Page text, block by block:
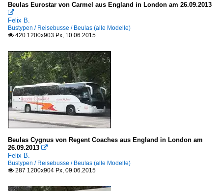
Beulas Eurostar von Carmel aus England in London am 26.09.2013

Felix B.
Bustypen / Reisebusse / Beulas (alle Modelle)
 420 1200x903 Px, 10.06.2015
Beulas Cygnus von Regent Coaches aus England in London am
26.09.2013 
Felix B.
Bustypen / Reisebusse / Beulas (alle Modelle)
 287 1200x904 Px, 09.06.2015